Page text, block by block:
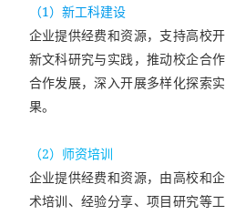
（1）新工科建设
企业提供经费和资源，支持高校
新文科研究与实践，推动校企合
合作发展，深入开展多样化探索
果。
（2）师资培训
企业提供经费和资源，由高校和
术培训、经验分享、项目研究等